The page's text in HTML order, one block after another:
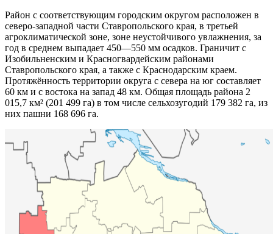
Район с соответствующим городским округом расположен в
северо-западной части Ставропольского края, в третьей
агроклиматической зоне, зоне неустойчивого увлажнения, за
год в среднем выпадает 450—550 мм осадков. Граничит с
Изобильненским и Красногвардейским районами
Ставропольского края, а также с Краснодарским краем.
Протяжённость территории округа с севера на юг составляет
60 км и с востока на запад 48 км. Общая площадь района 2
015,7 км² (201 499 га) в том числе сельхозугодий 179 382 га, из
них пашни 168 696 га.